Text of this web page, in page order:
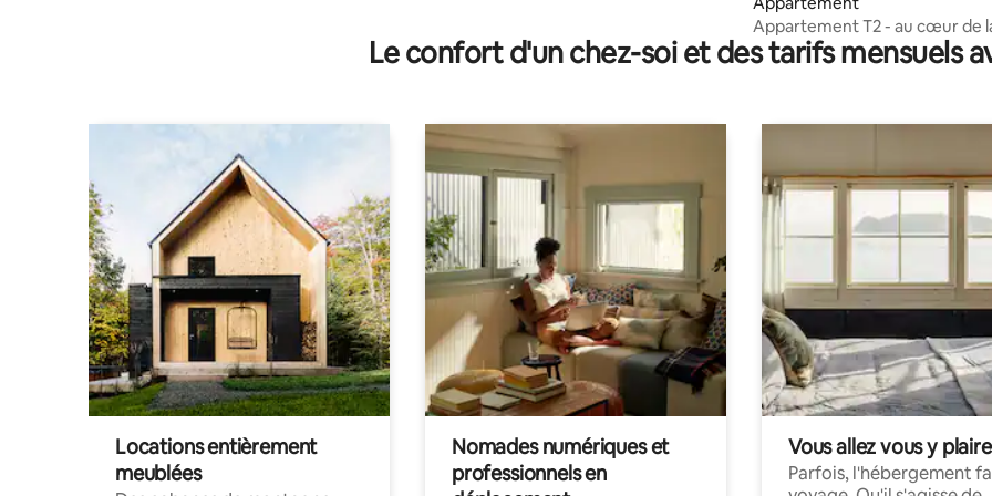
Appartement T2 - au cœur de
Provence
Le confort d'un chez-soi et des tarifs mensuels
Locations entièrement
meublées
Nomades numériques et
professionnels en
Vous allez vous y plaire
Parfois, l'hébergement